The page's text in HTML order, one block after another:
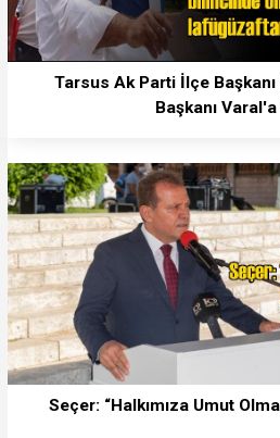
Tarsus Ak Parti İlçe
Başkanı
Seçer: “Halkımıza Umut